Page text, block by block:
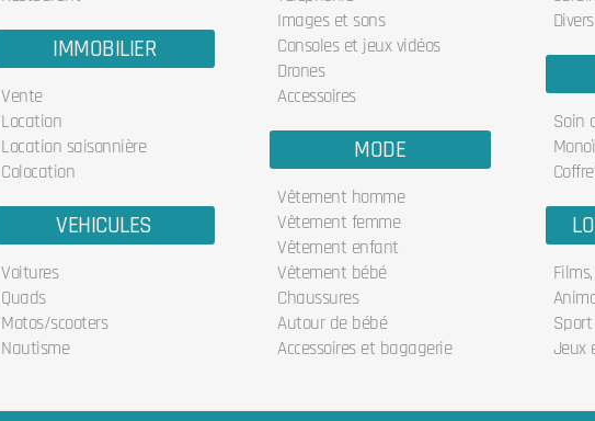
IMMOBILIER
Vente
Location
Location saisonnière
Colocation
VEHICULES
Voitures
Quads
Motos/scooters
Nautisme
Images et sons
Consoles et jeux vidéos
Drones
Accessoires
MODE
Vêtement homme
Vêtement femme
Vêtement enfant
Vêtement bébé
Chaussures
Autour de bébé
Accessoires et bagagerie
Divers
Soin
Monoï
Sport
Jeux